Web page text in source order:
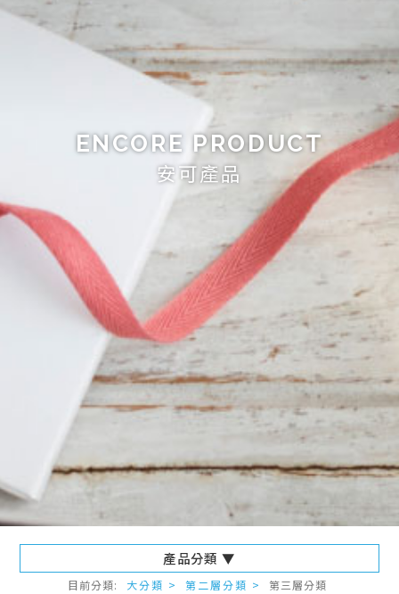
ENCORE PRODUCT
安可產品
產品分類 ▼
目前分類: 大分類 > 第二層分類 > 第三層分類